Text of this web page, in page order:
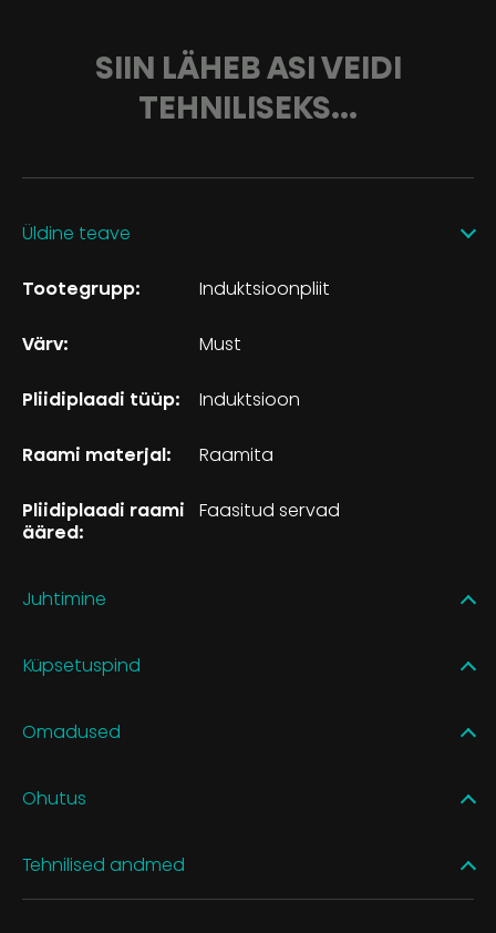
SIIN LÄHEB ASI VEIDI
TEHNILISEKS...
Üldine teave
Tootegrupp: Induktsioonpliit
Värv: Must
Pliidiplaadi tüüp: Induktsioon
Raami materjal: Raamita
Pliidiplaadi raami
ääred:
Faasitud servad
Juhtimine
Küpsetuspind
Omadused
Ohutus
Tehnilised andmed